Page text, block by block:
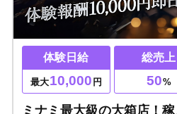
体験日給
最大10,000 円
総売上
50%
ミナミ最大級の大箱店！